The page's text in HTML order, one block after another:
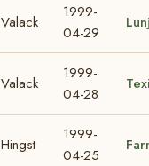
Valack
1999-
04-29
Valack
1999-
04-28
Hingst
1999-
04-25